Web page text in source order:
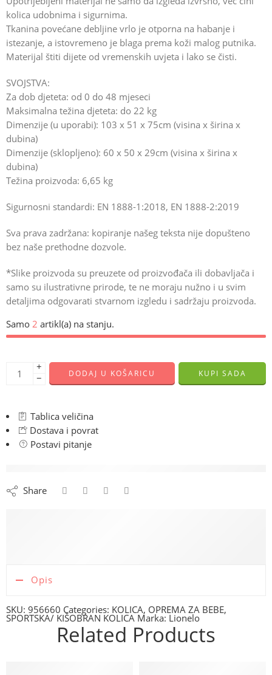
kolica udobnima i sigurnima.
Tkanina povećane debljine vrlo je otporna na habanje i
istezanje, a istovremeno je blaga prema koži malog putnika.
Materijal štiti dijete od vremenskih uvjeta i lako se čisti.
SVOJSTVA:
Za dob djeteta: od 0 do 48 mjeseci
Maksimalna težina djeteta: do 22 kg
Dimenzije (u uporabi): 103 x 51 x 75cm (visina x širina x
dubina)
Dimenzije (sklopljeno): 60 x 50 x 29cm (visina x širina x
dubina)
Težina proizvoda: 6,65 kg
Sigurnosni standardi: EN 1888-1:2018, EN 1888-2:2019
Sva prava zadržana: kopiranje našeg teksta nije dopušteno
bez naše prethodne dozvole.
*Slike proizvoda su preuzete od proizvođača ili dobavljača i
samo su ilustrativne prirode, te ne moraju nužno i u svim
detaljima odgovarati stvarnom izgledu i sadržaju proizvoda.
Samo 2 artikl(a) na stanju.
+
−
DODAJ U KOŠARICU KUPI SADA
Tablica veličina
Dostava i povrat
Postavi pitanje
Share
Opis
SKU: 956660 Categories: KOLICA, OPREMA ZA BEBE,
SPORTSKA/ KIŠOBRAN KOLICA Marka: Lionelo
Related Products